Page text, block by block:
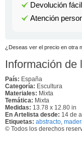
Devolución
Atención
¿Deseas ver el precio en otra
Información de
País: España
Categoría: Escultura
Materiales: Mixta
Temática: Mixta
Medidas: 13.78 x 12.80 in
En Artelista desde: 14 de
Etiquetas: abstracto
© Todos los derechos